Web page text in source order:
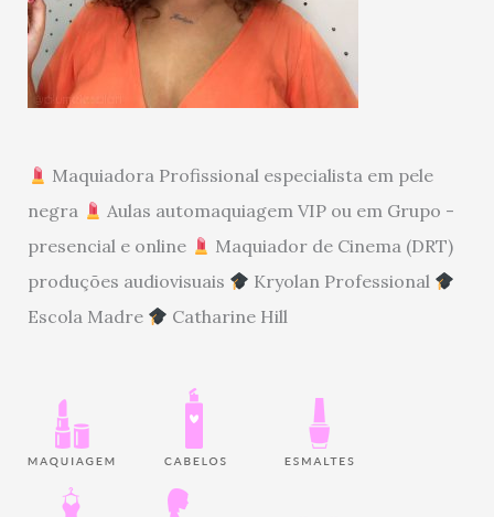
Maquiadora Profissional especialista em pele
negra
Aulas automaquiagem VIP ou em Grupo -
presencial e online
Maquiador de Cinema (DRT)
produções audiovisuais
Kryolan Professional
Escola Madre
Catharine Hill